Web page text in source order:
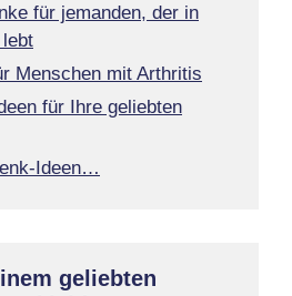
für jemanden, der in
Menschen mit Arthritis
für Ihre geliebten
Ideen…
geliebten